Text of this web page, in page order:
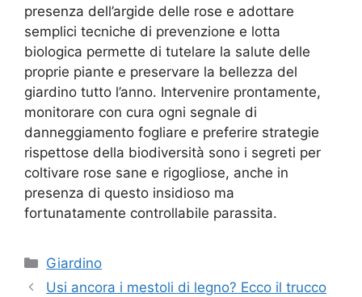
presenza dell’argide delle rose e adottare
semplici tecniche di prevenzione e lotta
biologica permette di tutelare la salute delle
proprie piante e preservare la bellezza del
giardino tutto l’anno. Intervenire prontamente,
monitorare con cura ogni segnale di
danneggiamento fogliare e preferire strategie
rispettose della biodiversità sono i segreti per
coltivare rose sane e rigogliose, anche in
presenza di questo insidioso ma
fortunatamente controllabile parassita.
Categorie
Giardino
Usi ancora i mestoli di legno? Ecco il trucco